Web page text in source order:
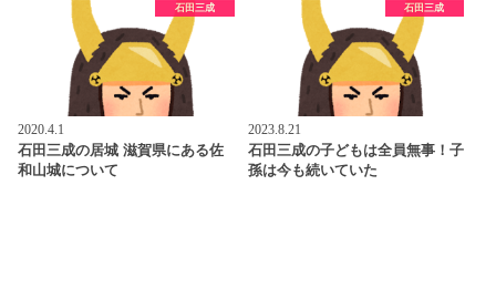
石田三成
2020.4.1
石田三成の居城 滋賀県にある佐
和山城について
石田三成
2023.8.21
石田三成の子どもは全員無事！子
孫は今も続いていた